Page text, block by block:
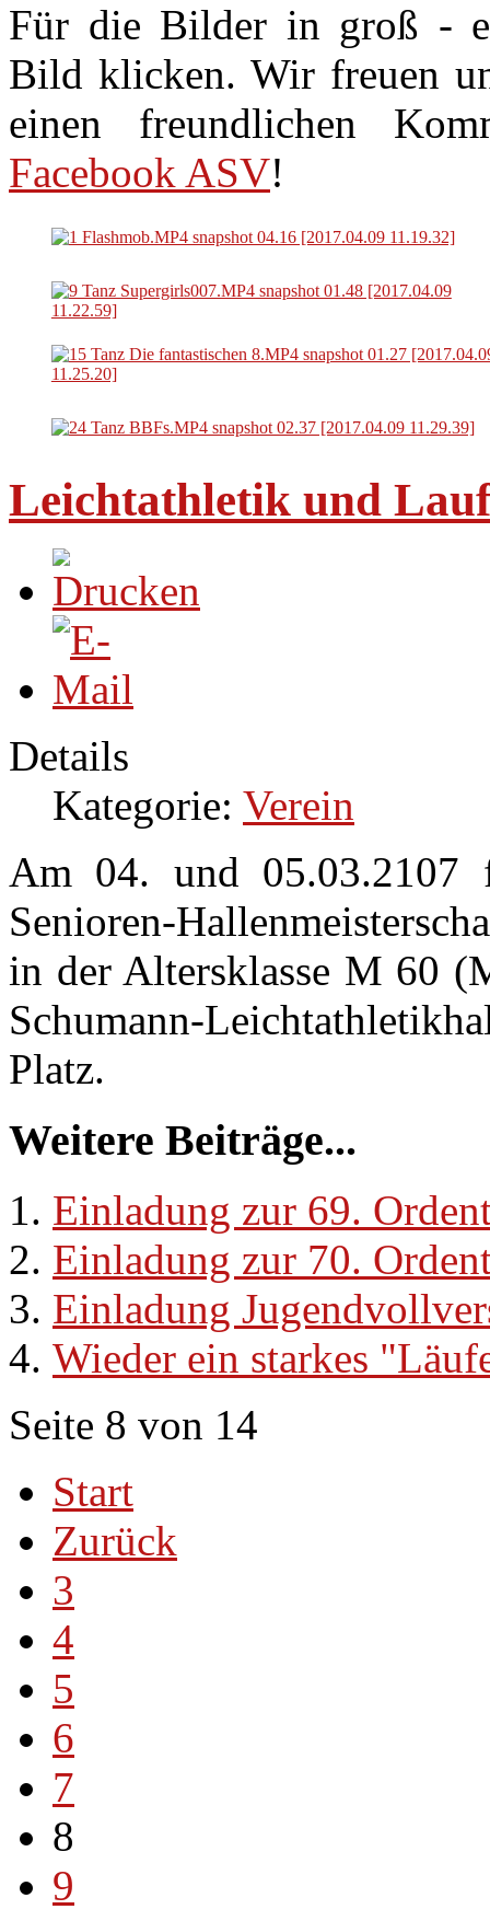
Für die Bilder in groß -
Bild klicken. Wir freuen
einen freundlichen
Facebook ASV!
Leichtathletik und
Details
Kategorie: Verein
Am 04. und 05.03.2107
Senioren-
in der Altersklasse M 60
Schumann-
Platz.
Weitere Beiträge...
Einladung zur 69.
Einladung zur 70.
Einladung
Wieder ein starkes
Seite 8 von 14
Start
Zurück
3
4
5
6
7
8
9